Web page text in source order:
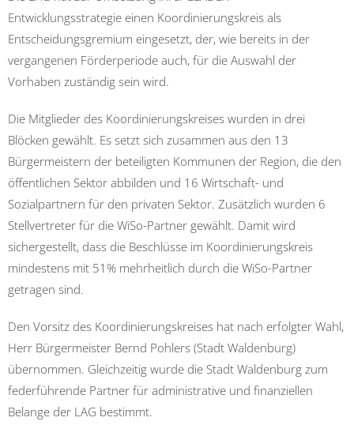
Entwicklungsstrategie einen Koordinierungskreis als
Entscheidungsgremium eingesetzt, der, wie bereits in der
vergangenen Förderperiode auch, für die Auswahl der
Vorhaben zuständig sein wird.
Die Mitglieder des Koordinierungskreises wurden in drei
Blöcken gewählt. Es setzt sich zusammen aus den 13
Bürgermeistern der beteiligten Kommunen der Region, die den
öffentlichen Sektor abbilden und 16 Wirtschaft- und
Sozialpartnern für den privaten Sektor. Zusätzlich wurden 6
Stellvertreter für die WiSo-Partner gewählt. Damit wird
sichergestellt, dass die Beschlüsse im Koordinierungskreis
mindestens mit 51% mehrheitlich durch die WiSo-Partner
getragen sind.
Den Vorsitz des Koordinierungskreises hat nach erfolgter Wahl,
Herr Bürgermeister Bernd Pohlers (Stadt Waldenburg)
übernommen. Gleichzeitig wurde die Stadt Waldenburg zum
federführende Partner für administrative und finanziellen
Belange der LAG bestimmt.